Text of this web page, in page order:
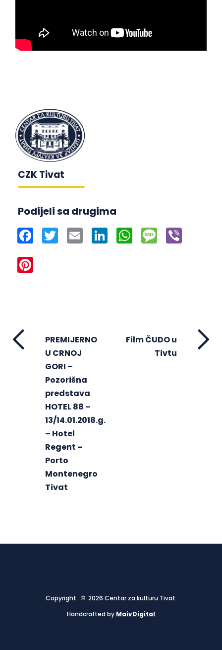
CZK Tivat
Podijeli sa drugima
Facebook
Twitter Email LinkedInWhatsApp
Message
PREMIJERNO
U CRNOJ
GORI –
Pozorišna
predstava
HOTEL 88 –
13/14.01.2018.g.
– Hotel
Regent –
Porto
Montenegro
Tivat
Film ČUDO u
Tivtu
Copyright © 2026 Centar za kulturu Tivat.
Handcrafted by MaivDigital